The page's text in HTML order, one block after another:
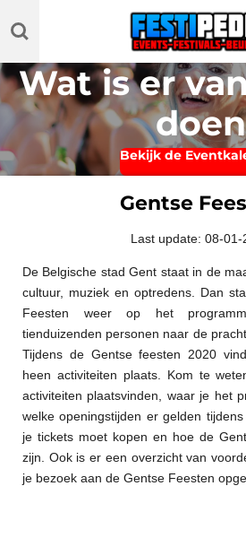
direct
de
hoofdinhoud
Wat is er
doen
Bekijk de
Gentse
Last update: 08-01-
De Belgische stad Gent staat in de
cultuur, muziek en optredens. Dan
Feesten weer op het
tienduizenden personen naar de
Tijdens de Gentse feesten 2020
heen activiteiten plaats. Kom te
activiteiten plaatsvinden, waar je het
welke openingstijden er gelden
je tickets moet kopen en hoe de
zijn. Ook is er een overzicht van
je bezoek aan de Gentse Feesten